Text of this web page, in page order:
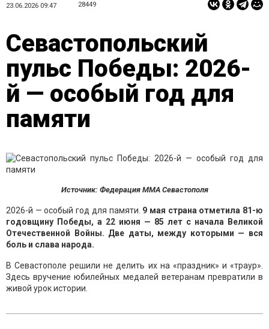
23.06.2026 09:47 28449
Севастопольский
пульс Победы: 2026-
й — особый год для
памяти
Источник: Федерация ММА Севастополя
2026-й — особый год для памяти. 9 мая страна отметила 81-ю
годовщину Победы, а 22 июня — 85 лет с начала Великой
Отечественной Войны. Две даты, между которыми — вся
боль и слава народа.
В Севастополе решили не делить их на «праздник» и «траур».
Здесь вручение юбилейных медалей ветеранам превратили в
живой урок истории.